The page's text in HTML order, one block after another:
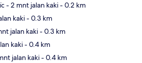
- 2 mnt jalan kaki- 0.2 km
kaki- 0.3 km
jalan kaki- 0.3 km
kaki- 0.4 km
jalan kaki- 0.4 km